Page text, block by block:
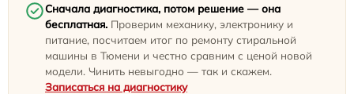
Сначала диагностика, потом решение — она
бесплатная. Проверим механику, электронику и
питание, посчитаем итог по ремонту стиральной
машины в Тюмени и честно сравним с ценой новой
модели. Чинить невыгодно — так и скажем.
Записаться на диагностику